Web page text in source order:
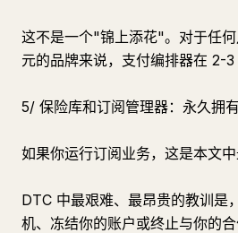
这不是一个"锦上添花"。对于任
元的品牌来说，支付编排器在 2-3
5/ 保险库和订阅管理器：永久拥
如果你运行订阅业务，这是本文中
DTC 中最艰难、最昂贵的教训是
机、冻结你的账户或终止与你的合